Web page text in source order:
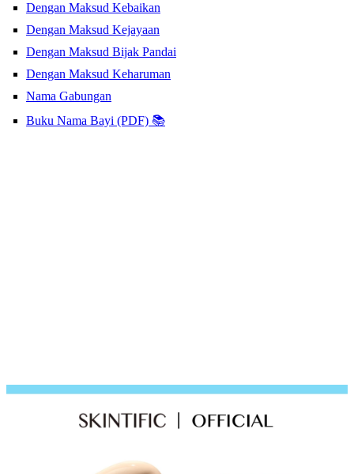
Dengan Maksud Kebaikan
Dengan Maksud Kejayaan
Dengan Maksud Bijak Pandai
Dengan Maksud Keharuman
Nama Gabungan
Buku Nama Bayi (PDF) 📚